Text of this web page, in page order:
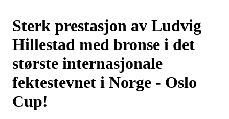
Sterk prestasjon av Ludvig
Hillestad med bronse i det
største internasjonale
fektestevnet i Norge - Oslo
Cup!